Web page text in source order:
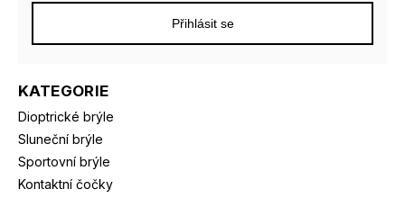
KATEGORIE
Dioptrické brýle
Sluneční brýle
Sportovní brýle
Kontaktní čočky
Přihlásit se